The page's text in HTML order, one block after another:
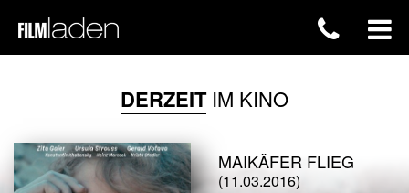
DERZEITIM KINO
MAIKÄFER FLIEG
(11.03.2016)